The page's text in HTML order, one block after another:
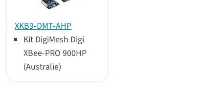
XKB9-DMT-AHP
Kit DigiMesh Digi
XBee-PRO 900HP
(Australie)